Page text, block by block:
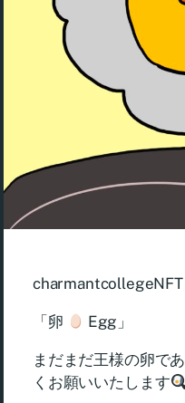
charmantcollegeNFT
「卵 Egg」
まだまだ王様の卵で
くお願いいたします